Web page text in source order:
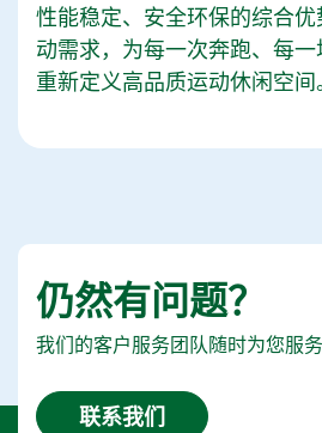
性能稳定、安全环保的综合
动需求，为每一次奔跑、每一
重新定义高品质运动休闲空间
仍然有问题？
我们的客户服务团队随时为您服务
联系我们